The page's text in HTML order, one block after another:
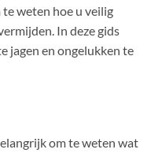
weten hoe u veilig
In deze gids
jagen en ongelukken te
om te weten wat